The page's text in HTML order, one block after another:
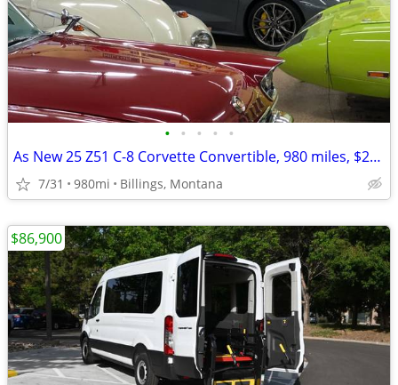
• • • • •
As New 25 Z51 C-8 Corvette Convertible, 980 miles, $20K in Options
7/31 980mi Billings, Montana
$86,900